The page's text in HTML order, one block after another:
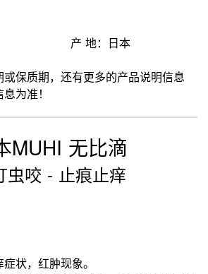
产 地：日本
保质期，还有更多的产品说明信息
为准！
MUHI 无比滴
虫咬 - 止痕止痒
状，红肿现象。